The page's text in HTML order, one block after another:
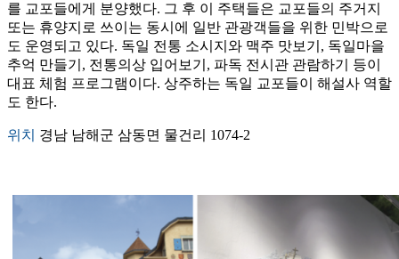
를 교포들에게 분양했다. 그 후 이 주택들은 교포들의 주거지
또는 휴양지로 쓰이는 동시에 일반 관광객들을 위한 민박으로
도 운영되고 있다. 독일 전통 소시지와 맥주 맛보기, 독일마을
추억 만들기, 전통의상 입어보기, 파독 전시관 관람하기 등이
대표 체험 프로그램이다. 상주하는 독일 교포들이 해설사 역할
도 한다.
위치 경남 남해군 삼동면 물건리 1074-2